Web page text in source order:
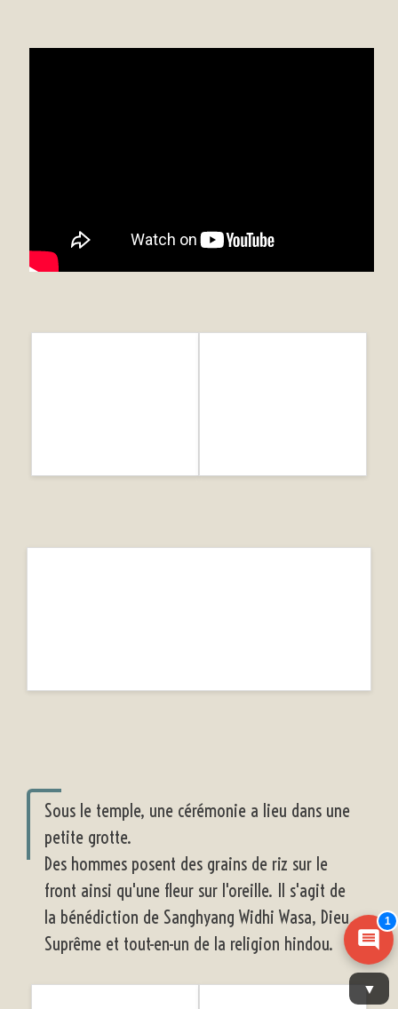
Sous le temple, une cérémonie a lieu dans une
petite grotte.
Des hommes posent des grains de riz sur le
front ainsi qu'une fleur sur l'oreille. Il s'agit de
la bénédiction de Sanghyang Widhi Wasa, Dieu
Suprême et tout-en-un de la religion hindou.
1